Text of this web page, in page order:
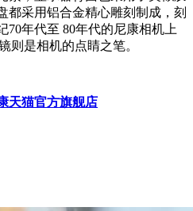
都采用铝合金精心雕刻制成，刻
70年代至 80年代的尼康相机上
则是相机的点睛之笔。
天猫官方旗舰店